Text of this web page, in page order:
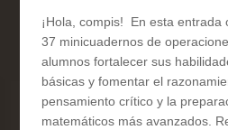
¡Hola, compis! En esta entrada
37 minicuadernos de
alumnos fortalecer sus
básicas y fomentar el
pensamiento crítico y la
matemáticos más avanzados.